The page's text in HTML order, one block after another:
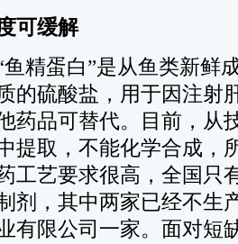
缓解
蛋白”是从鱼类新鲜
的硫酸盐，用于因注射
药品可替代。目前，从
提取，不能化学合成，
工艺要求很高，全国只
剂，其中两家已经不生
有限公司一家。面对短